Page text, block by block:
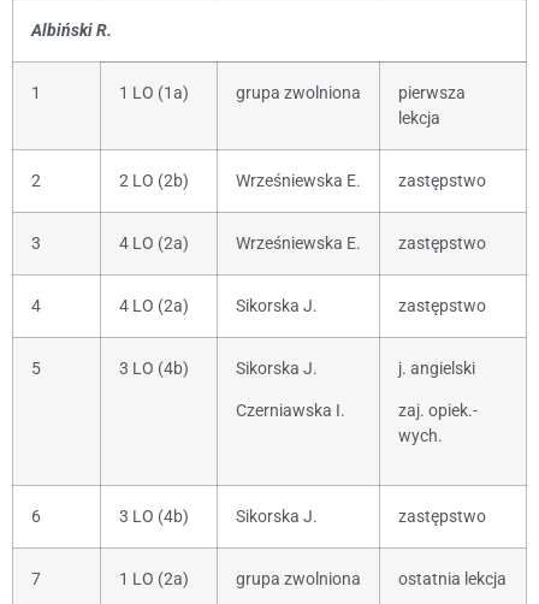
Albiński R.
1 1 LO (1a) grupa zwolniona
pierwsza
lekcja
2 2 LO (2b) Wrześniewska E. zastępstwo
3 4 LO (2a) Wrześniewska E. zastępstwo
4 4 LO (2a) Sikorska J. zastępstwo
5 3 LO (4b) Sikorska J.
Czerniawska I.
j. angielski
zaj. opiek.-
wych.
6 3 LO (4b) Sikorska J. zastępstwo
7 1 LO (2a) grupa zwolniona ostatnia lekcja